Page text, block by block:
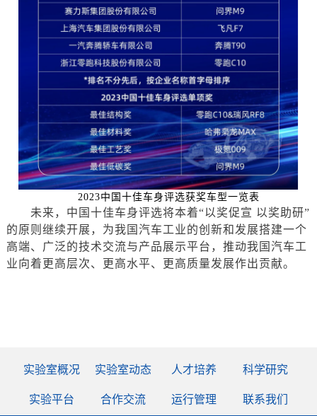
2023中国十佳车身评选获奖车型一览表
未来，中国十佳车身评选将本着“以奖促宣 以奖助研”
的原则继续开展，为我国汽车工业的创新和发展搭建一个
高端、广泛的技术交流与产品展示平台，推动我国汽车工
业向着更高层次、更高水平、更高质量发展作出贡献。
实验室概况 实验室动态 人才培养 科学研究
实验平台 合作交流 运行管理 联系我们